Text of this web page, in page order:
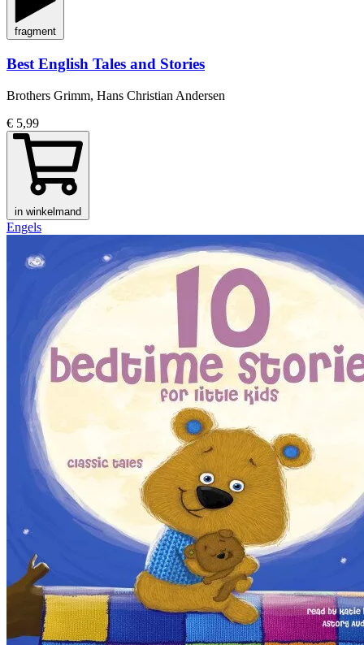
fragment
Best English Tales and Stories
Brothers Grimm, Hans Christian Andersen
€ 5,99
in winkelmand
Engels